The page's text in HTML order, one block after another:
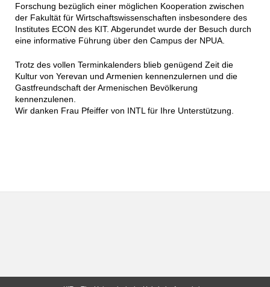
Forschung bezüglich einer möglichen Kooperation zwischen
der Fakultät für Wirtschaftswissenschaften insbesondere des
Institutes ECON des KIT. Abgerundet wurde der Besuch durch
eine informative Führung über den Campus der NPUA.
Trotz des vollen Terminkalenders blieb genügend Zeit die
Kultur von Yerevan und Armenien kennenzulernen und die
Gastfreundschaft der Armenischen Bevölkerung
kennenzulenen.
Wir danken Frau Pfeiffer von INTL für Ihre Unterstützung.